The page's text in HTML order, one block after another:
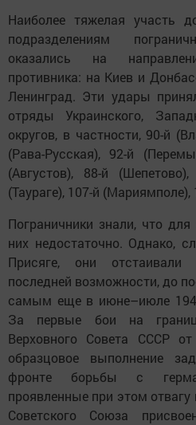
Наиболее тяжелая участь
подразделениям
оказались на
противника: на Киев и
Ленинград. Эти удары
отряды Украинского,
округов, в частности, 90-й
(Рава-Русская), 92-й
(Августов), 88-й
(Таураге), 107-й (Мариямполе),
Пограничники знали, что
них недостаточно. Однако,
Присяге, они
последней возможности, до
самым еще в июне–июле
За первые бои на
Верховного Совета СССР
образцовое выполнение
фронте борьбы с
проявленные при этом отвагу
Советского Союза